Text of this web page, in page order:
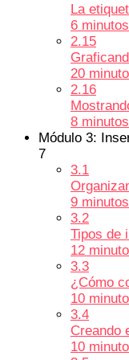
La
6 minutos
2.15
20
2.16
8 minutos
Módulo 3:
7
3.1
9 minutos
3.2
Tipos de
12
3.3
¿Cómo
10
3.4
Creando
10